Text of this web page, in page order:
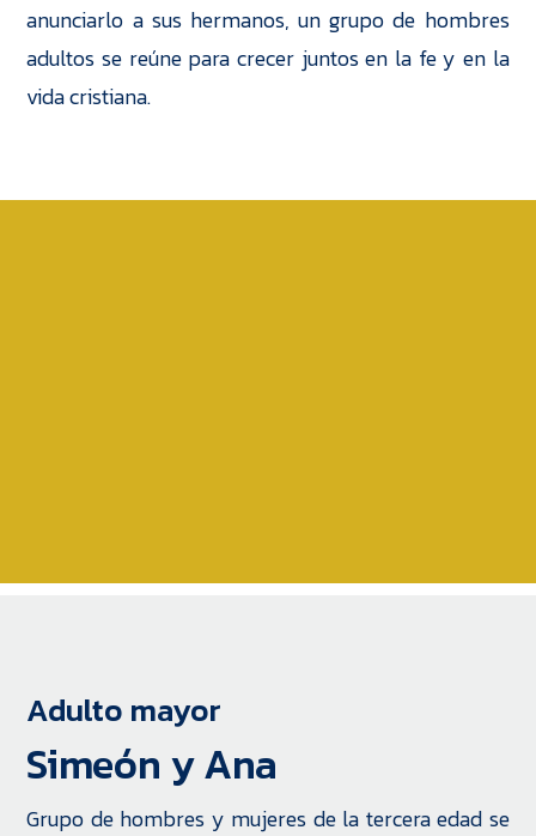
anunciarlo a sus hermanos, un grupo de hombres
adultos se reúne para crecer juntos en la fe y en la
vida cristiana.
Adulto mayor
Simeón y Ana
Grupo de hombres y mujeres de la tercera edad se